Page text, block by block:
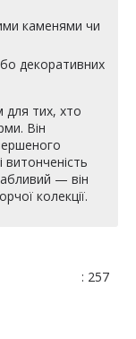
каменями чи
декоративних
тих, хто
Він
витонченість
— він
колекції.
: 257